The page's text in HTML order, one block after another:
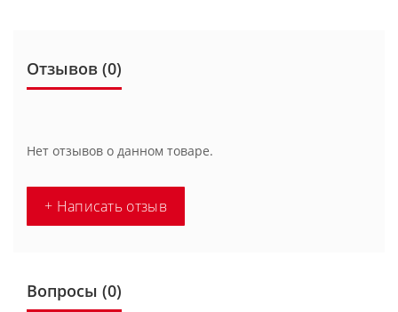
Отзывов (0)
Нет отзывов о данном товаре.
+ Написать отзыв
Вопросы (0)